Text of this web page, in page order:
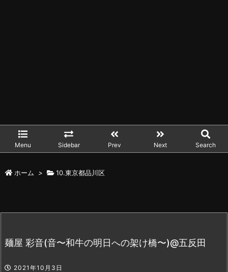
Menu Sidebar Prev Next Search
ホーム > 10.東京都品川区
麺屋 彩音(音〜和牛の明日への架け橋〜)@五反田
2021年10月3日